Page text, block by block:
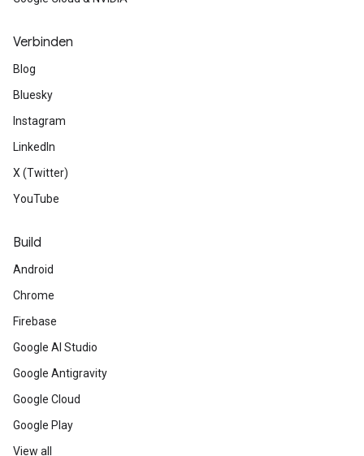
Verbinden
Blog
Bluesky
Instagram
LinkedIn
X (Twitter)
YouTube
Build
Android
Chrome
Firebase
Google AI Studio
Google Antigravity
Google Cloud
Google Play
View all